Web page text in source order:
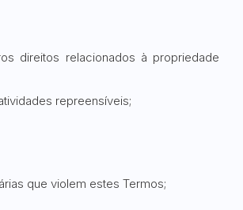
direitos relacionados à propriedade
repreensíveis;
que violem estes Termos;